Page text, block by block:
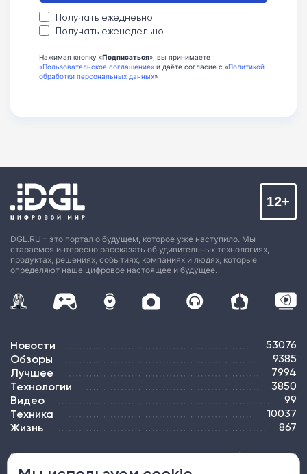
Получать ежедневно
Получать еженедельно
Нажимая кнопку «Подписаться», вы принимаете
«Пользовательское соглашение» и даёте согласие с «Политикой
обработки персональных данных»
DGL.RU – это портал о будущем, которое уже наступило. Мы
стараемся интересно рассказать об удивительных технологиях,
продуктах, решениях, событиях, компаниях и людях, которые
определяют наше цифровое настоящее и будущее.
12+
Новости 53076
Обзоры 9385
Лучшее 7994
Технологии 3850
Видео 99
Техника 10037
Жизнь 867
ПОДПИСКА РЕКЛАМА КОНТАКТЫ КАРТА САЙТА ТЭГИ